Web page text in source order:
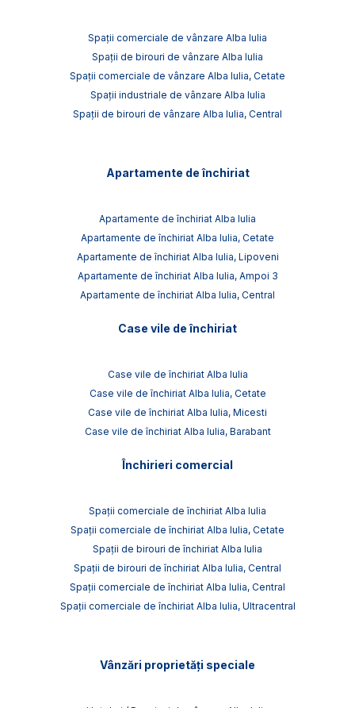
Spații comerciale de vânzare Alba Iulia
Spații de birouri de vânzare Alba Iulia
Spații comerciale de vânzare Alba Iulia, Cetate
Spații industriale de vânzare Alba Iulia
Spații de birouri de vânzare Alba Iulia, Central
Apartamente de închiriat
Apartamente de închiriat Alba Iulia
Apartamente de închiriat Alba Iulia, Cetate
Apartamente de închiriat Alba Iulia, Lipoveni
Apartamente de închiriat Alba Iulia, Ampoi 3
Apartamente de închiriat Alba Iulia, Central
Case vile de închiriat
Case vile de închiriat Alba Iulia
Case vile de închiriat Alba Iulia, Cetate
Case vile de închiriat Alba Iulia, Micesti
Case vile de închiriat Alba Iulia, Barabant
Închirieri comercial
Spații comerciale de închiriat Alba Iulia
Spații comerciale de închiriat Alba Iulia, Cetate
Spații de birouri de închiriat Alba Iulia
Spații de birouri de închiriat Alba Iulia, Central
Spații comerciale de închiriat Alba Iulia, Central
Spații comerciale de închiriat Alba Iulia, Ultracentral
Vânzări proprietăți speciale